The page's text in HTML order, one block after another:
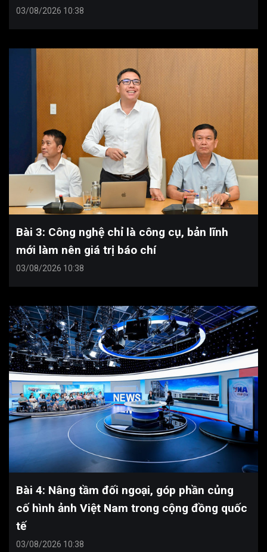
03/08/2026 10:38
Bài 3: Công nghệ chỉ là công cụ, bản lĩnh
mới làm nên giá trị báo chí
03/08/2026 10:38
Bài 4: Nâng tầm đối ngoại, góp phần củng
cố hình ảnh Việt Nam trong cộng đồng quốc
tế
03/08/2026 10:38